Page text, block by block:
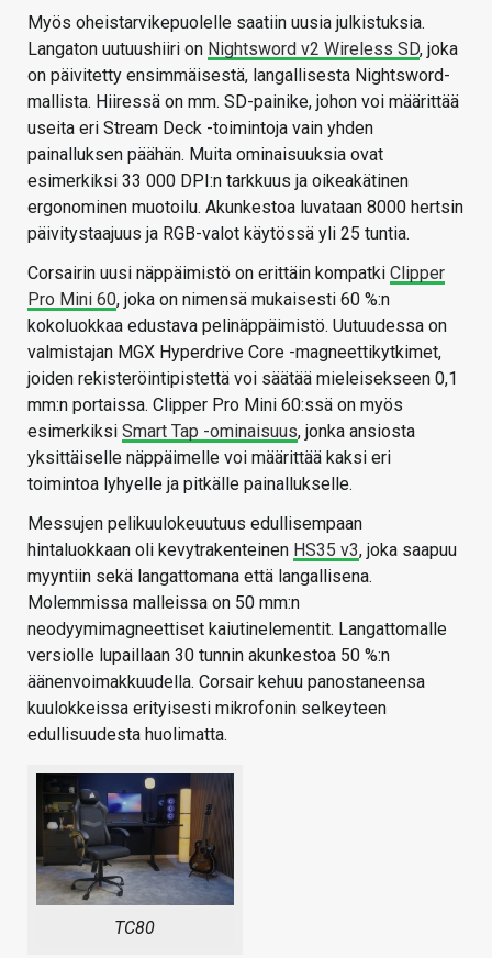
Myös oheistarvikepuolelle saatiin uusia julkistuksia.
Langaton uutuushiiri on Nightsword v2 Wireless SD, joka
on päivitetty ensimmäisestä, langallisesta Nightsword-
mallista. Hiiressä on mm. SD-painike, johon voi määrittää
useita eri Stream Deck -toimintoja vain yhden
painalluksen päähän. Muita ominaisuuksia ovat
esimerkiksi 33 000 DPI:n tarkkuus ja oikeakätinen
ergonominen muotoilu. Akunkestoa luvataan 8000 hertsin
päivitystaajuus ja RGB-valot käytössä yli 25 tuntia.
Corsairin uusi näppäimistö on erittäin kompatki Clipper
Pro Mini 60, joka on nimensä mukaisesti 60 %:n
kokoluokkaa edustava pelinäppäimistö. Uutuudessa on
valmistajan MGX Hyperdrive Core -magneettikytkimet,
joiden rekisteröintipistettä voi säätää mieleisekseen 0,1
mm:n portaissa. Clipper Pro Mini 60:ssä on myös
esimerkiksi Smart Tap -ominaisuus, jonka ansiosta
yksittäiselle näppäimelle voi määrittää kaksi eri
toimintoa lyhyelle ja pitkälle painallukselle.
Messujen pelikuulokeuutuus edullisempaan
hintaluokkaan oli kevytrakenteinen HS35 v3, joka saapuu
myyntiin sekä langattomana että langallisena.
Molemmissa malleissa on 50 mm:n
neodyymimagneettiset kaiutinelementit. Langattomalle
versiolle lupaillaan 30 tunnin akunkestoa 50 %:n
äänenvoimakkuudella. Corsair kehuu panostaneensa
kuulokkeissa erityisesti mikrofonin selkeyteen
edullisuudesta huolimatta.
TC80